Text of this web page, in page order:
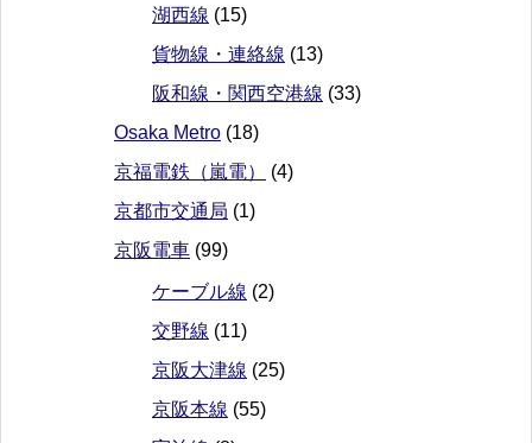
湖西線 (15)
貨物線・連絡線 (13)
阪和線・関西空港線 (33)
Osaka Metro (18)
京福電鉄（嵐電）
(4)
京都市交通局 (1)
京阪電車 (99)
ケーブル線 (2)
交野線 (11)
京阪大津線 (25)
京阪本線 (55)